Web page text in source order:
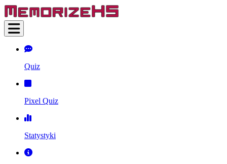
Quiz
Pixel Quiz
Statystyki